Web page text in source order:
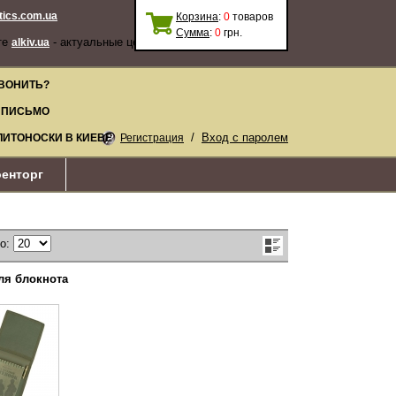
alkiv.ua - актуальные цены, качественные
Корзина: 0 товаров
Сумма: 0 грн.
Регистрация / Вход с паролем
В КИЕВЕ
блокнота